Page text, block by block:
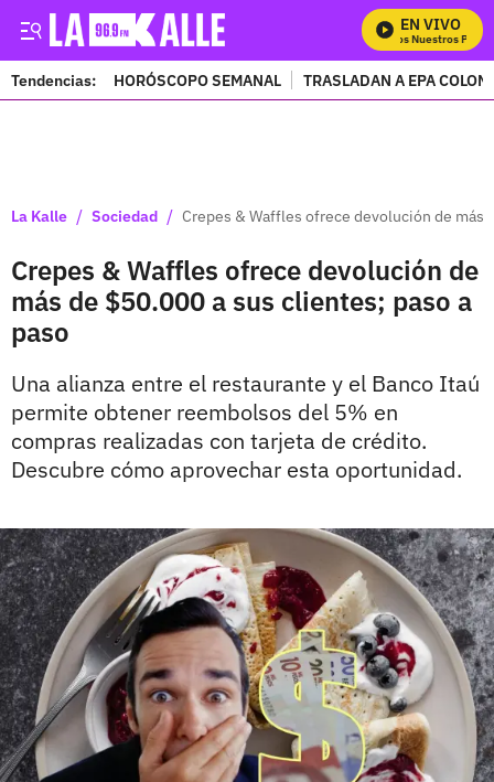
EN VIVO
Mira Todos Nuestros
Tendencias: HORÓSCOPO SEMANAL TRASLADAN A EPA
La Kalle / Sociedad / Crepes & Waffles ofrece devolución de más
Crepes & Waffles ofrece devolución de
más de $50.000 a sus clientes; paso a
paso
Una alianza entre el restaurante y el Banco Itaú
permite obtener reembolsos del 5% en
compras realizadas con tarjeta de crédito.
Descubre cómo aprovechar esta oportunidad.